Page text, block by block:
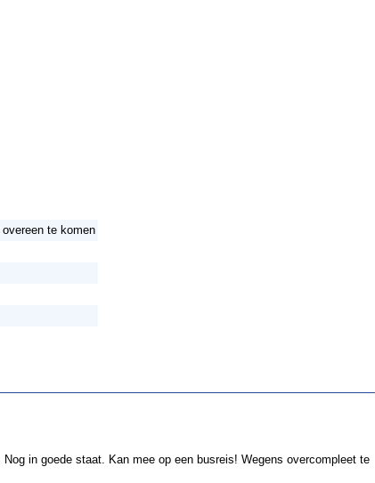
te komen
in goede staat. Kan mee op een busreis! Wegens overcompleet te